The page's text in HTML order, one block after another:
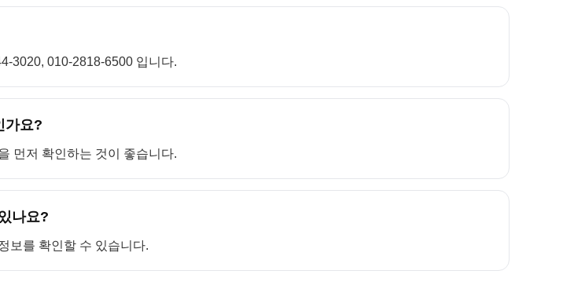
3020, 010-2818-6500 입니다.
가요?
먼저 확인하는 것이 좋습니다.
나요?
보를 확인할 수 있습니다.